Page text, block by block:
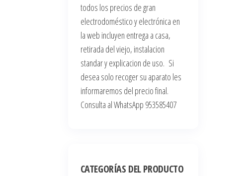
todos los precios de gran
electrodoméstico y electrónica en
la web incluyen entrega a casa,
retirada del viejo, instalacion
standar y explicacion de uso. Si
desea solo recoger su aparato les
informaremos del precio final.
Consulta al WhatsApp 953585407
CATEGORÍAS DEL PRODUCTO